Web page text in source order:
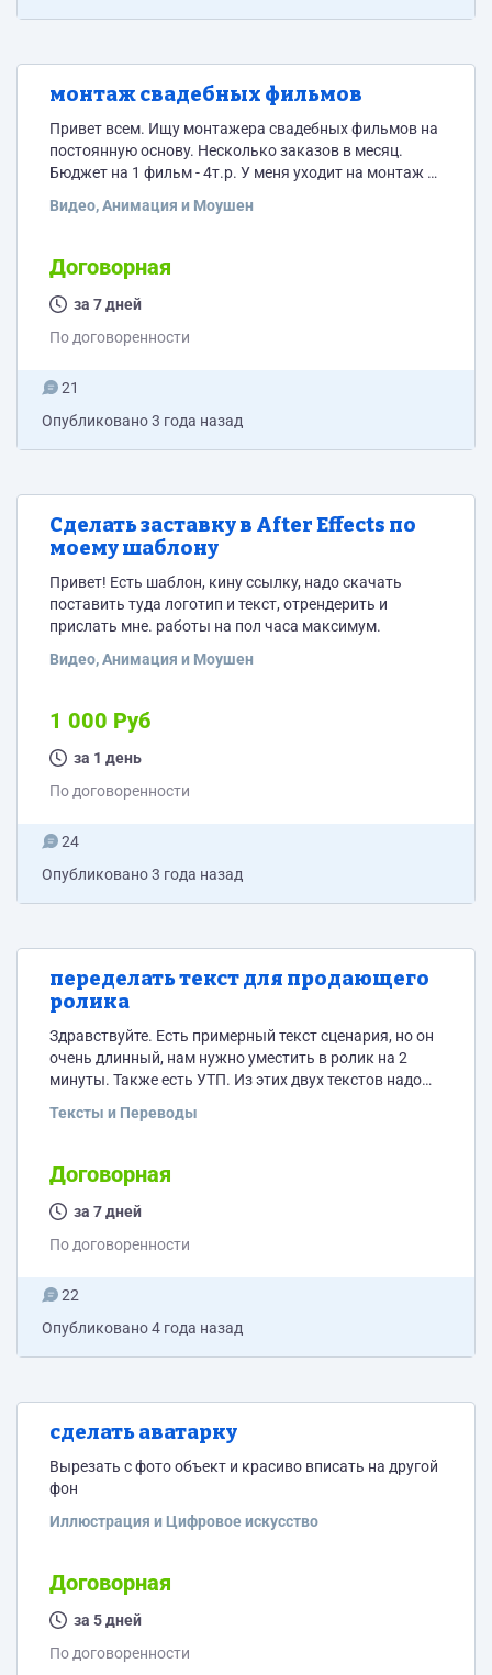
монтаж свадебных фильмов
Привет всем. Ищу монтажера свадебных фильмов на
постоянную основу. Несколько заказов в месяц.
Бюджет на 1 фильм - 4т.р. У меня уходит на монтаж 1
https://youtu.be/OiUkbO1SxFo
Видео, Анимация и Моушен
Договорная
за 7 дней
По договоренности
21
Опубликовано3 года назад
Сделать заставку в After Effects по
моему шаблону
Привет! Есть шаблон, кину ссылку, надо скачать
поставить туда логотип и текст, отрендерить и
прислать мне. работы на пол часа максимум.
Видео, Анимация и Моушен
1 000 Руб
за 1 день
По договоренности
24
Опубликовано3 года назад
переделать текст для продающего
ролика
Здравствуйте. Есть примерный текст сценария, но он
очень длинный, нам нужно уместить в ролик на 2
минуты. Также есть УТП. Из этих двух текстов надо
чтобы по нему снять ролик. Пишите цену и сроки.
Тексты и Переводы
Договорная
за 7 дней
По договоренности
22
Опубликовано4 года назад
сделать аватарку
Вырезать с фото объект и красиво вписать на другой
фон
Иллюстрация и Цифровое искусство
Договорная
за 5 дней
По договоренности